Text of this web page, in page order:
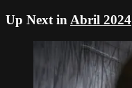
Up Next inAbril 2024